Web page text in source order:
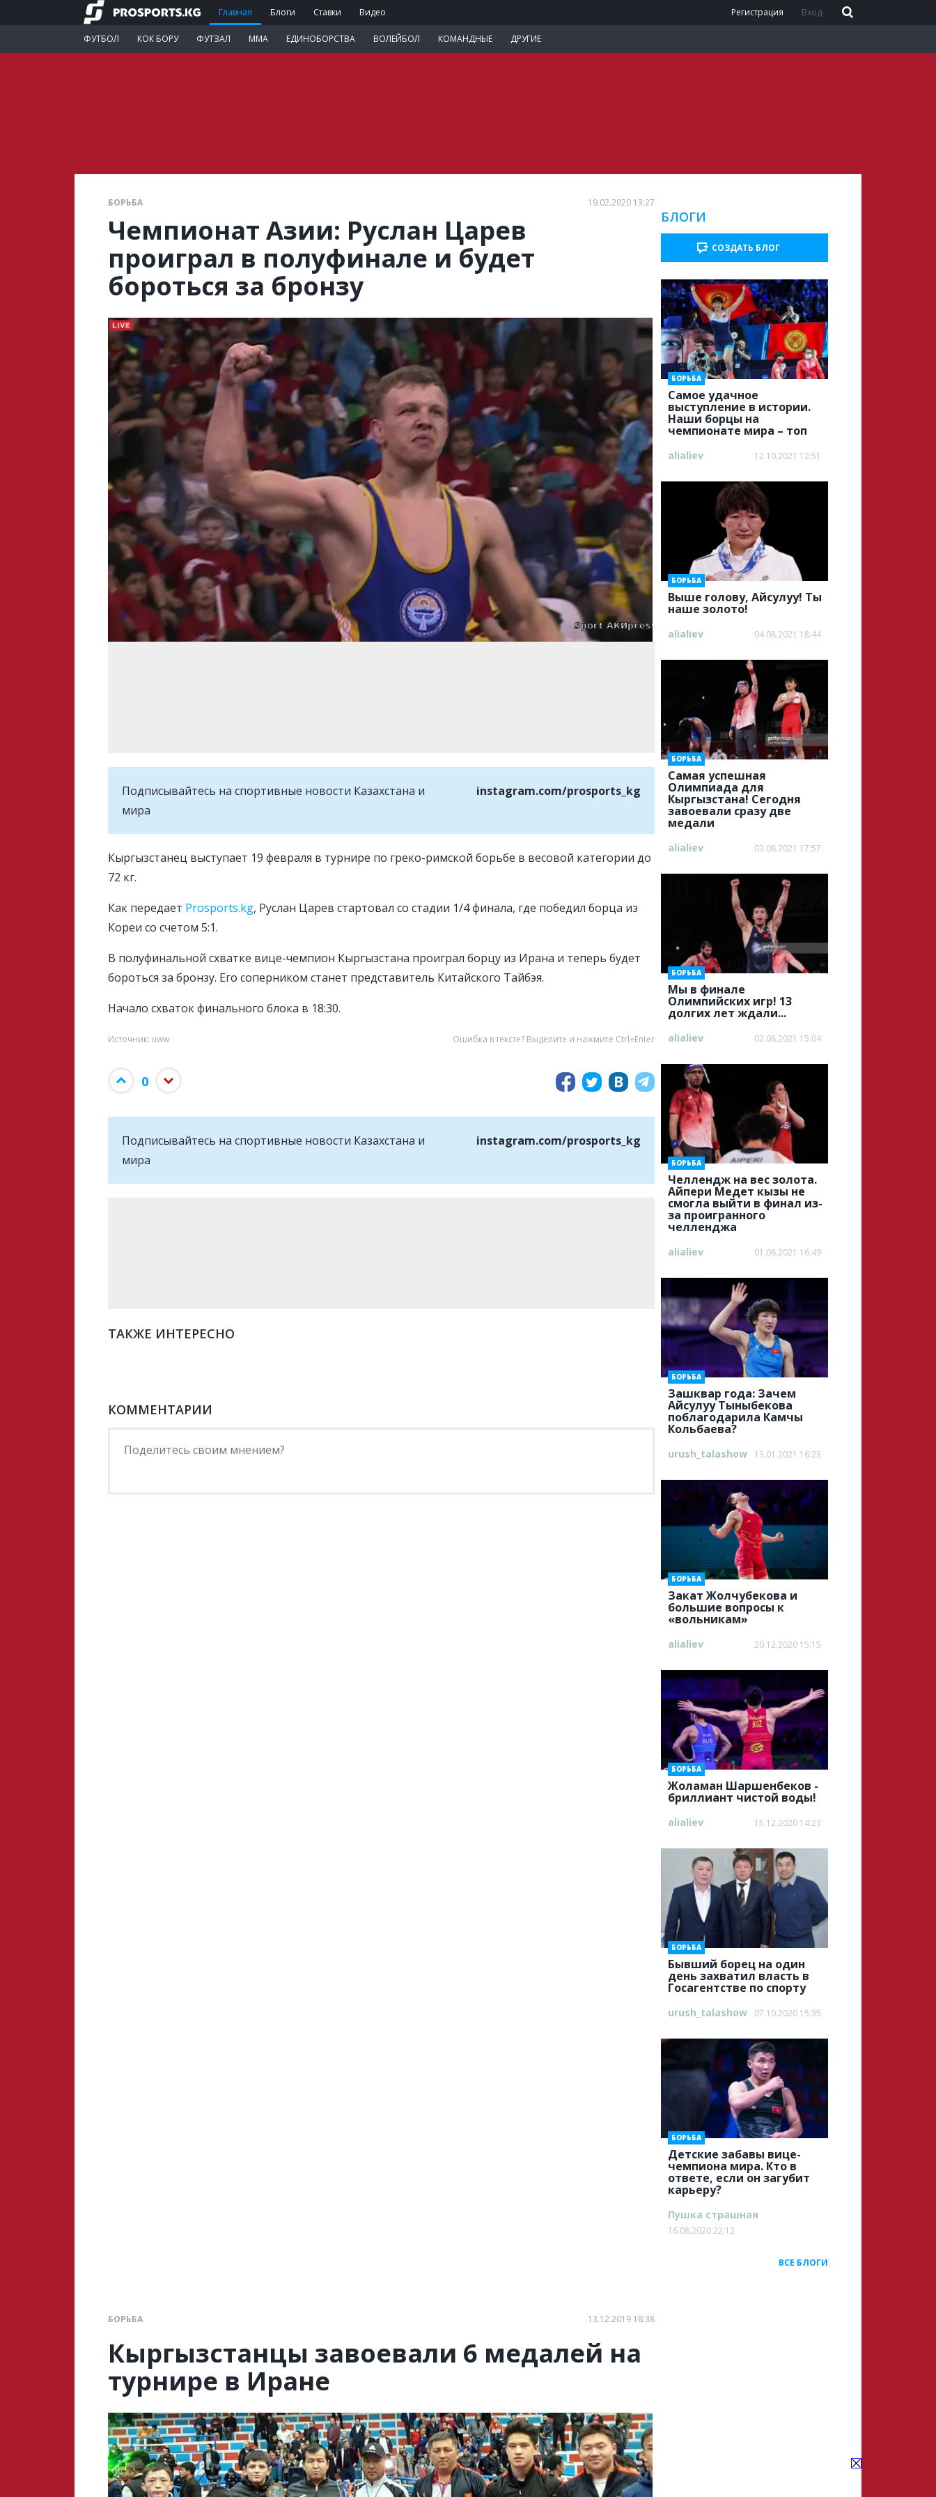
Главная Блоги Ставки Видео
ФУТБОЛ КОК БОРУ ФУТЗАЛ ММА ЕДИНОБОРСТВА ВОЛЕЙБОЛ КОМАНДНЫЕ ДРУГИЕ
Регистрация Вход
БОРЬБА 19.02.2020 13:27
Чемпионат Азии: Руслан Царев
проиграл в полуфинале и будет
бороться за бронзу
Подписывайтесь на cпортивные новости Казахстана и
мира
instagram.com/prosports_kg
Кыргызстанец выступает 19 февраля в турнире по греко-римской борьбе в весовой категории до
72 кг.
Как передает Prosports.kg, Руслан Царев стартовал со стадии 1/4 финала, где победил борца из
Кореи со счетом 5:1.
В полуфинальной схватке вице-чемпион Кыргызстана проиграл борцу из Ирана и теперь будет
бороться за бронзу. Его соперником станет представитель Китайского Тайбэя.
Начало схваток финального блока в 18:30.
Источник: uww Ошибка в тексте? Выделите и нажмите Ctrl+Enter
0
Подписывайтесь на cпортивные новости Казахстана и
мира
instagram.com/prosports_kg
ТАКЖЕ ИНТЕРЕСНО
КОММЕНТАРИИ
БЛОГИ
СОЗДАТЬ БЛОГ
Самое удачное
выступление в истории.
Наши борцы на
чемпионате мира – топ
БОРЬБА
alialiev 12.10.2021 12:51
Выше голову, Айсулуу! Ты
наше золото!
БОРЬБА
alialiev 04.08.2021 18:44
Самая успешная
Олимпиада для
Кыргызстана! Сегодня
завоевали сразу две
медали
БОРЬБА
alialiev 03.08.2021 17:57
Мы в финале
Олимпийских игр! 13
долгих лет ждали...
БОРЬБА
alialiev 02.08.2021 15:04
Челлендж на вес золота.
Айпери Медет кызы не
смогла выйти в финал из-
за проигранного
челленджа
БОРЬБА
alialiev 01.08.2021 16:49
Зашквар года: Зачем
Айсулуу Тыныбекова
поблагодарила Камчы
Кольбаева?
БОРЬБА
urush_talashow 13.01.2021 16:23
Закат Жолчубекова и
большие вопросы к
«вольникам»
БОРЬБА
alialiev 20.12.2020 15:15
Жоламан Шаршенбеков -
бриллиант чистой воды!
БОРЬБА
alialiev 15.12.2020 14:23
Бывший борец на один
день захватил власть в
Госагентстве по спорту
БОРЬБА
urush_talashow 07.10.2020 15:35
Детские забавы вице-
чемпиона мира. Кто в
ответе, если он загубит
карьеру?
БОРЬБА
Пушка страшная
16.08.2020 22:12
ВСЕ БЛОГИ
БОРЬБА 13.12.2019 18:38
Кыргызстанцы завоевали 6 медалей на
турнире в Иране